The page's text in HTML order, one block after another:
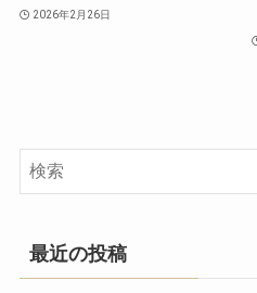
2026年2月26日
最近の投稿